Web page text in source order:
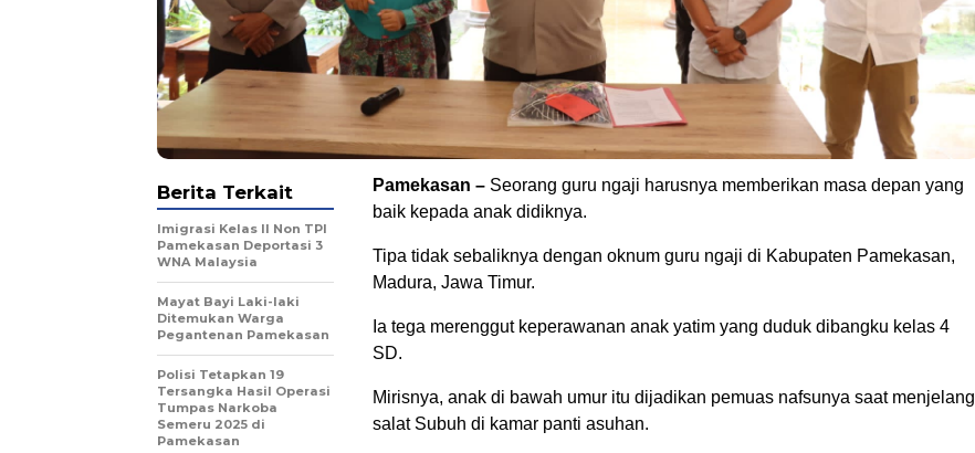
Pamekasan – Seorang guru ngaji harusnya memberikan masa depan yang
baik kepada anak didiknya.
Tipa tidak sebaliknya dengan oknum guru ngaji di Kabupaten Pamekasan,
Madura, Jawa Timur.
Ia tega merenggut keperawanan anak yatim yang duduk dibangku kelas 4
SD.
Mirisnya, anak di bawah umur itu dijadikan pemuas nafsunya saat menjelang
salat Subuh di kamar panti asuhan.
Berita Terkait
Imigrasi Kelas II Non TPI
Pamekasan Deportasi 3
WNA Malaysia
Mayat Bayi Laki-laki
Ditemukan Warga
Pegantenan Pamekasan
Polisi Tetapkan 19
Tersangka Hasil Operasi
Tumpas Narkoba
Semeru 2025 di
Pamekasan